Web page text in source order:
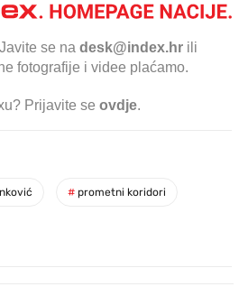
se na desk@index.hr ili
fotografije i videe plaćamo.
Prijavite se ovdje.
# prometni koridori